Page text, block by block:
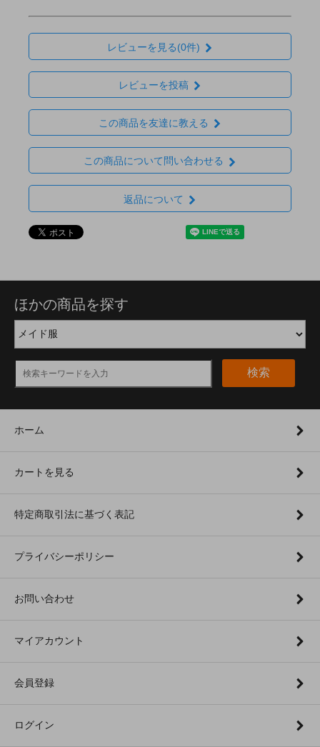
レビューを見る(0件)
レビューを投稿
この商品を友達に教える
この商品について問い合わせる
返品について
ほかの商品を探す
検索
ホーム
カートを見る
特定商取引法に基づく表記
プライバシーポリシー
お問い合わせ
マイアカウント
会員登録
ログイン